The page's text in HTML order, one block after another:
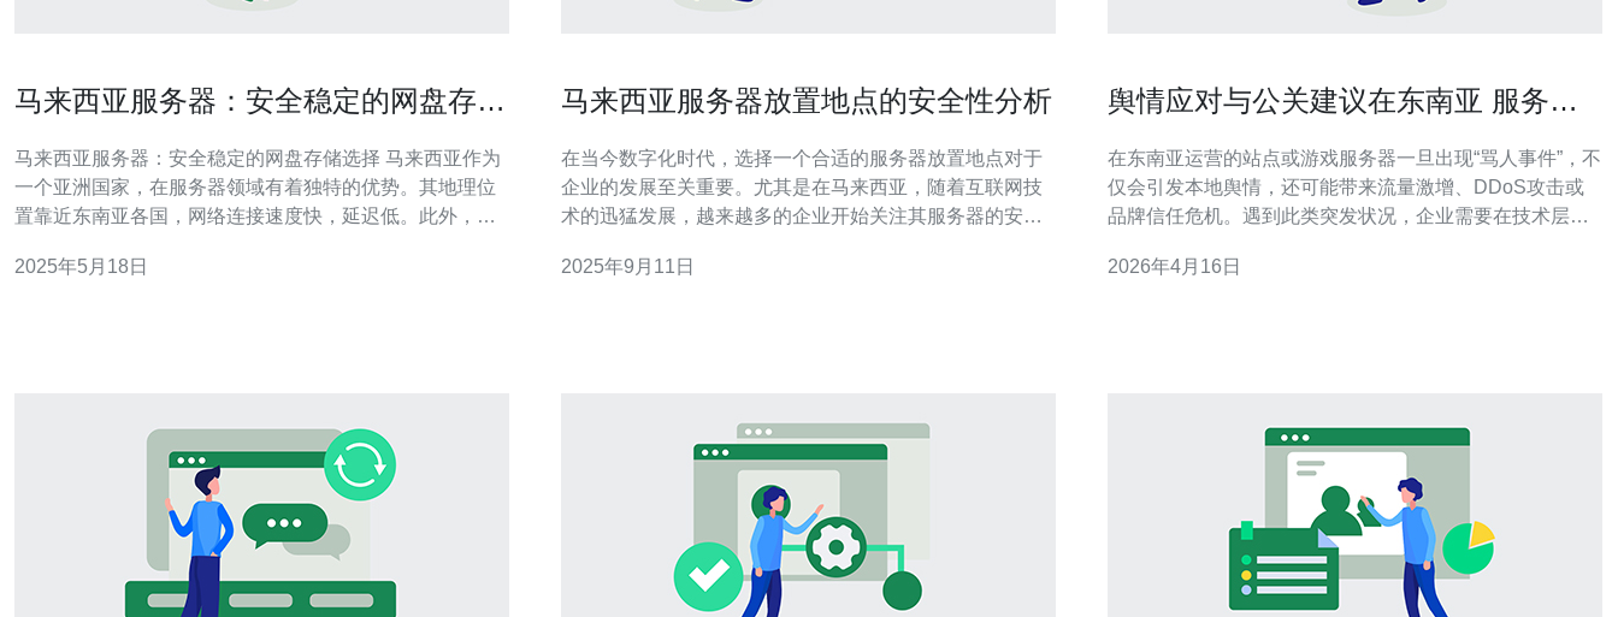
马来西亚服务器：安全稳定的网盘存储
马来西亚服务器：安全稳定的网盘存储选择 马来西亚作为
一个亚洲国家，在服务器领域有着独特的优势。其地理位
置靠近东南亚各国，网络连接速度快，延迟低。此外，马
稳定性和安全性。 在数字化时代，个人和企业都需要大量
2025年5月18日
马来西亚服务器放置地点的安全性分析
在当今数字化时代，选择一个合适的服务器放置地点对于
企业的发展至关重要。尤其是在马来西亚，随着互联网技
术的迅猛发展，越来越多的企业开始关注其服务器的安全
价比和稳定的网络环境而备受青睐。本文将从多个角度分
2025年9月11日
舆情应对与公关建议在东南亚 服务器
在东南亚运营的站点或游戏服务器一旦出现“骂人事件”，不
仅会引发本地舆情，还可能带来流量激增、DDoS攻击或
品牌信任危机。遇到此类突发状况，企业需要在技术层面
沟通以维护品牌声誉。 第一时间的应对建议是：启动应急
2026年4月16日